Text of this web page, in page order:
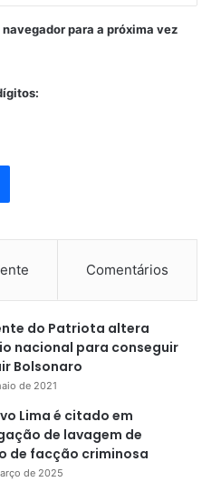
para a próxima vez
Comentários
do Patriota altera
nacional para conseguir
Bolsonaro
de 2021
Lima é citado em
de lavagem de
de facção criminosa
de 2025